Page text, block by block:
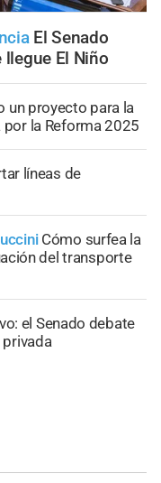
El Senado
El Niño
un proyecto para la
la Reforma 2025
líneas de
Cómo surfea la
del transporte
el Senado debate